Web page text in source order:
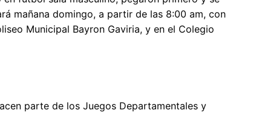
mañana domingo, a partir de las 8:00 am, con
Municipal Bayron Gaviria, y en el Colegio
parte de los Juegos Departamentales y